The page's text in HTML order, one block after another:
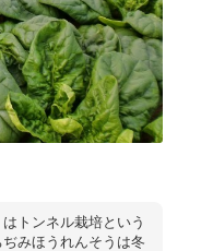
トンネル栽培という
みほうれんそうは冬